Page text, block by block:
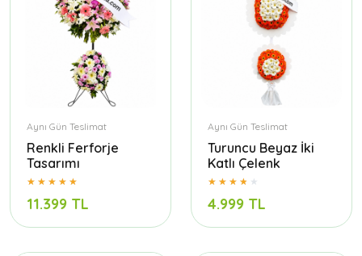
Aynı Gün Teslimat
Renkli Ferforje
Tasarımı
11.399 TL
Aynı Gün Teslimat
Turuncu Beyaz İki
Katlı Çelenk
4.999 TL